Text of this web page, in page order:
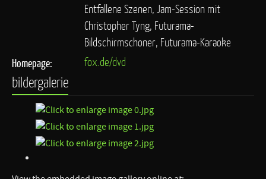
Entfallene Szenen, Jam-Session mit
Christopher Tyng, Futurama-
Bildschirmschoner, Futurama-Karaoke
Homepage:
fox.de/dvd
bildergalerie